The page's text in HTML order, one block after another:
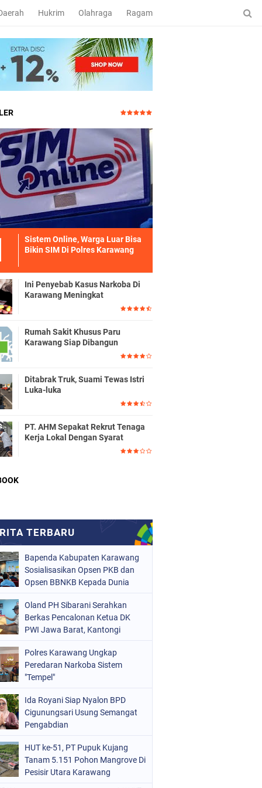
Hukrim Olahraga Ragam
Sistem Online, Warga Luar Bisa
Bikin SIM Di Polres Karawang
Ini Penyebab Kasus Narkoba Di
Karawang Meningkat
Rumah Sakit Khusus Paru
Karawang Siap Dibangun
Ditabrak Truk, Suami Tewas Istri
Luka-luka
PT. AHM Sepakat Rekrut Tenaga
Kerja Lokal Dengan Syarat
Bapenda Kabupaten Karawang
Sosialisasikan Opsen PKB dan
Opsen BBNKB Kepada Dunia
Oland PH Sibarani Serahkan
Berkas Pencalonan Ketua DK
PWI Jawa Barat, Kantongi
Polres Karawang Ungkap
Peredaran Narkoba Sistem
"Tempel"
Ida Royani Siap Nyalon BPD
Cigunungsari Usung Semangat
Pengabdian
HUT ke-51, PT Pupuk Kujang
Tanam 5.151 Pohon Mangrove Di
Pesisir Utara Karawang